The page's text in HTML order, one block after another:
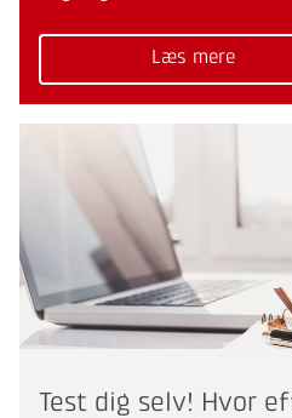
Læs mere
Test dig selv! Hvor